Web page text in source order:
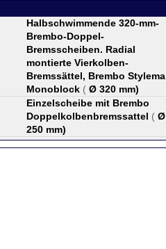
Halbschwimmende 320-mm-
Brembo-Doppel-
Bremsscheiben. Radial
montierte Vierkolben-
Bremssättel, Brembo Stylema
Monoblock ( Ø 320 mm)
Einzelscheibe mit Brembo
Doppelkolbenbremssattel ( Ø
250 mm)